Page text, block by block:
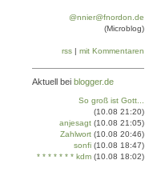
@nnier@fnordon.de
(Microblog)
rss | mit Kommentaren
Aktuell bei blogger.de
So groß ist Gott...
(10.08 21:20)
anjesagt (10.08 21:05)
Zahlwort (10.08 20:46)
sonfi (10.08 18:47)
* * * * * * * kdm (10.08 18:02)